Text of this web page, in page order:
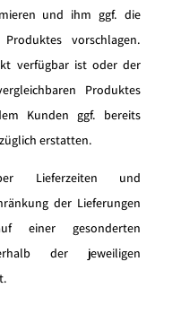
und ihm ggf. die
vorschlagen.
verfügbar ist oder der
Produktes
Kunden ggf. bereits
erstatten.
Lieferzeiten und
der Lieferungen
einer gesonderten
der jeweiligen